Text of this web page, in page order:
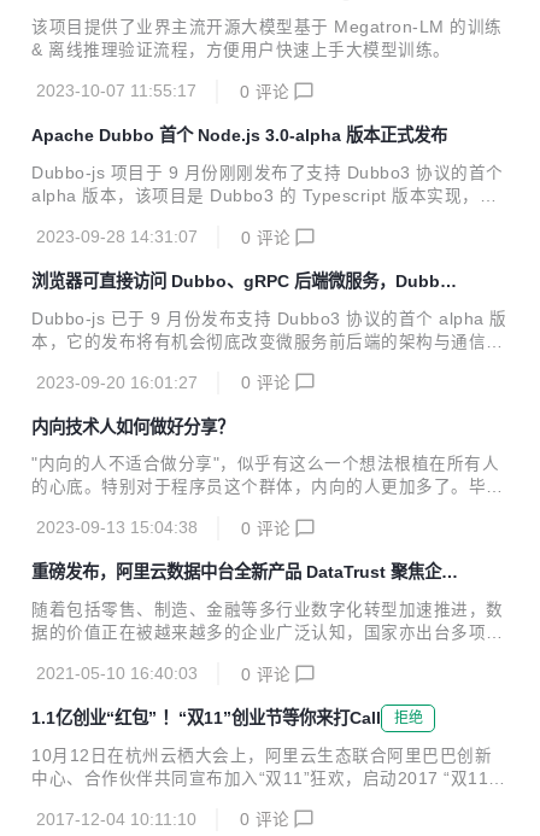
正式开源
该项目提供了业界主流开源大模型基于 Megatron-LM 的训练
& 离线推理验证流程，方便用户快速上手大模型训练。
2023-10-07 11:55:17 0 评论
Apache Dubbo 首个 Node.js 3.0-alpha 版本正式发布
Dubbo-js 项目于 9 月份刚刚发布了支持 Dubbo3 协议的首个
alpha 版本，该项目是 Dubbo3 的 Typescript 版本实现，提
2023-09-28 14:31:07
0 评论
浏览器可直接访问 Dubbo、gRPC 后端微服务，Dubbo-
js 首个 alpha 版本来了！
Dubbo-js 已于 9 月份发布支持 Dubbo3 协议的首个 alpha 版
本，它的发布将有机会彻底改变微服务前后端的架构与通信模
o、gRPC 服务。
2023-09-20 16:01:27 0 评论
内向技术人如何做好分享？
"内向的人不适合做分享"，似乎有这么一个想法根植在所有人
的心底。特别对于程序员这个群体，内向的人更加多了。毕
因为不太喜欢和人打交道。但是经过这些年的实践，我逐渐发
当好的分享的。
2023-09-13 15:04:38 0 评论
重磅发布，阿里云数据中台全新产品 DataTrust 聚焦企业
数据安全保障
随着包括零售、制造、金融等多行业数字化转型加速推进，数
据的价值正在被越来越多的企业广泛认知，国家亦出台多项政
整合、应用于安全管理，提升数据资源价值。 同时，面对持续
扩大的安全威胁维度和行业监管要求，企业对数据安全的防护
力度要求也在不断加码，亟需一套完整的数据安全产品，实现
不同场景应对的数据安全保护。 响应国家及市场要求，近日，
阿里云数据中台产品矩阵之一的隐私增强计算产品DataTrust
基础安全能力，及阿里云数据中台丰富的应用场景实践，能够
2021-05-10 16:40:03 0 评论
1.1亿创业“红包” ！“双11”创业节等你来打Call 拒绝
10月12日在杭州云栖大会上，阿里云生态联合阿里巴巴创新
中心、合作伙伴共同宣布加入“双11”狂欢，启动2017 “双11创
包”，以阿里大生态力量为初创企业提供全线科技赋能及品牌
2017-12-04 10:11:10 0 评论